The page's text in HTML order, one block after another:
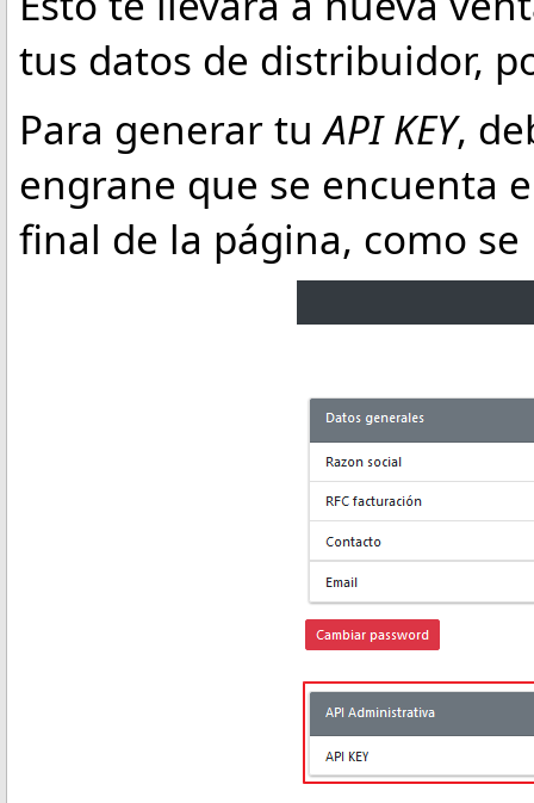
tus datos de distribuidor,
Para generar tuAPI KEY,
engrane que se encuenta
final de la página, como